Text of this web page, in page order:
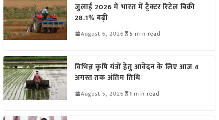
जुलाई 2026 में भारत में ट्रैक्टर रिटेल बिक्री
28.1% बढ़ी
August 6, 2026 5 min read
विभिन्न कृषि यंत्रों हेतु आवेदन के लिए आज 4
अगस्त तक अंतिम तिथि
August 5, 2026 1 min read